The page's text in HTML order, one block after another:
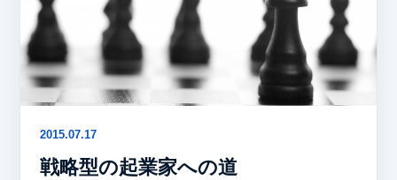
2015.07.17
戦略型の起業家への道